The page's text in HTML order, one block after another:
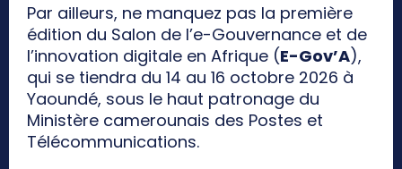
Par ailleurs, ne manquez pas la première
édition du Salon de l’e-Gouvernance et de
l’innovation digitale en Afrique (E-Gov’A),
qui se tiendra du 14 au 16 octobre 2026 à
Yaoundé, sous le haut patronage du
Ministère camerounais des Postes et
Télécommunications.